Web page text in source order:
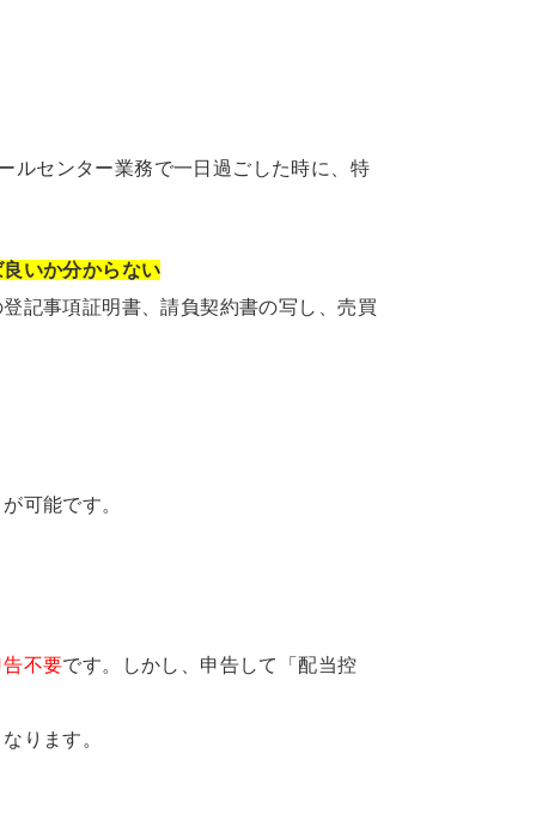
ルセンター業務で一日過ごした時に、特
いか分からない
記事項証明書、請負契約書の写し、売買
可能です。
告不要です。しかし、申告して「配当控
ります。